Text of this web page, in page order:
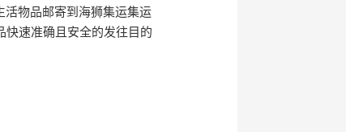
活物品邮寄到海狮集运集运
快速准确且安全的发往目的